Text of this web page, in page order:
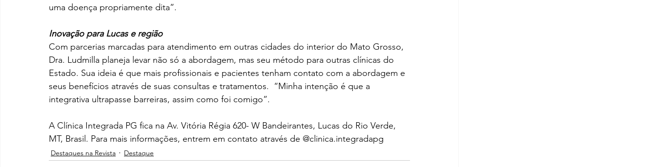
uma doença propriamente dita”.
Inovação para Lucas e região
Com parcerias marcadas para atendimento em outras cidades do interior do Mato Grosso,
Dra. Ludmilla planeja levar não só a abordagem, mas seu método para outras clínicas do
Estado. Sua ideia é que mais profissionais e pacientes tenham contato com a abordagem e
seus benefícios através de suas consultas e tratamentos.  “Minha intenção é que a
integrativa ultrapasse barreiras, assim como foi comigo”.
A Clínica Integrada PG fica na Av. Vitória Régia 620- W Bandeirantes, Lucas do Rio Verde,
MT, Brasil. Para mais informações, entrem em contato através de @clinica.integradapg
Destaques na Revista Destaque